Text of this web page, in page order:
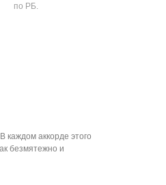
по РБ.
аккорде этого
безмятежно и